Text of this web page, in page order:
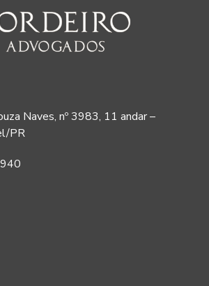
Naves, nº 3983, 11 andar –
PR